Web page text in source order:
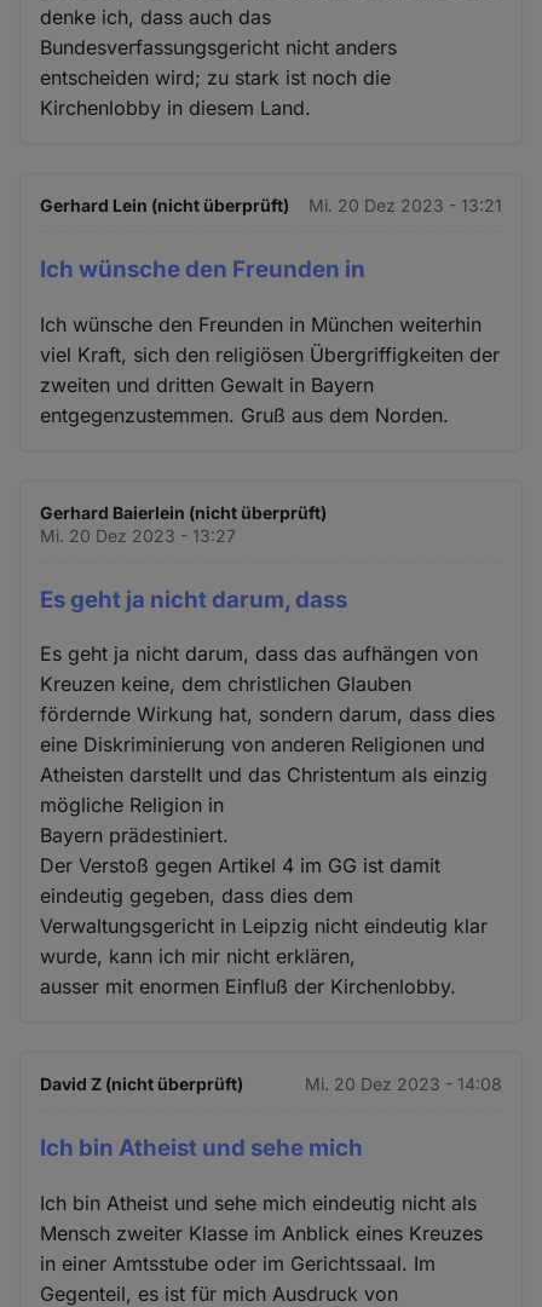
denke ich, dass auch das
Bundesverfassungsgericht nicht anders
entscheiden wird; zu stark ist noch die
Kirchenlobby in diesem Land.
Gerhard Lein (nicht überprüft) Mi. 20 Dez 2023 - 13:21
Ich wünsche den Freunden in
Ich wünsche den Freunden in München weiterhin
viel Kraft, sich den religiösen Übergriffigkeiten der
zweiten und dritten Gewalt in Bayern
entgegenzustemmen. Gruß aus dem Norden.
Gerhard Baierlein (nicht überprüft)
Mi. 20 Dez 2023 - 13:27
Es geht ja nicht darum, dass
Es geht ja nicht darum, dass das aufhängen von
Kreuzen keine, dem christlichen Glauben
fördernde Wirkung hat, sondern darum, dass dies
eine Diskriminierung von anderen Religionen und
Atheisten darstellt und das Christentum als einzig
mögliche Religion in
Bayern prädestiniert.
Der Verstoß gegen Artikel 4 im GG ist damit
eindeutig gegeben, dass dies dem
Verwaltungsgericht in Leipzig nicht eindeutig klar
wurde, kann ich mir nicht erklären,
ausser mit enormen Einfluß der Kirchenlobby.
David Z (nicht überprüft) Mi. 20 Dez 2023 - 14:08
Ich bin Atheist und sehe mich
Ich bin Atheist und sehe mich eindeutig nicht als
Mensch zweiter Klasse im Anblick eines Kreuzes
in einer Amtsstube oder im Gerichtssaal. Im
Gegenteil, es ist für mich Ausdruck von